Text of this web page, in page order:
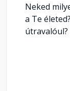
Neked
a Te
útravalóul?